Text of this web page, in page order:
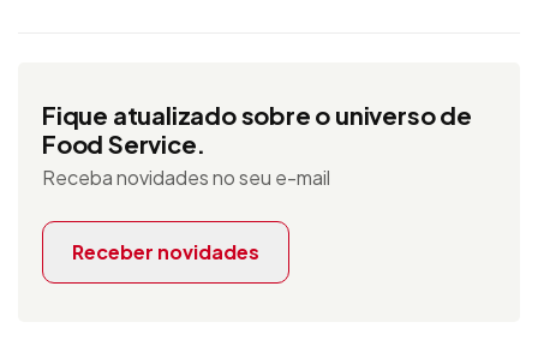
Fique atualizado sobre o universo de
Food Service.
Receba novidades no seu e-mail
Receber novidades